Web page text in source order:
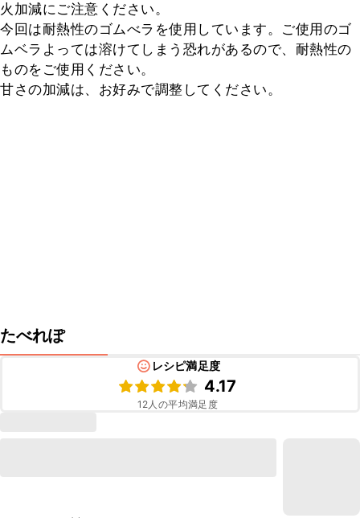
火加減にご注意ください。
今回は耐熱性のゴムべラを使用しています。ご使用のゴ
ムベラよっては溶けてしまう恐れがあるので、耐熱性の
ものをご使用ください。
甘さの加減は、お好みで調整してください。
たべれぽ
レシピ満足度
4.17
12人の平均満足度